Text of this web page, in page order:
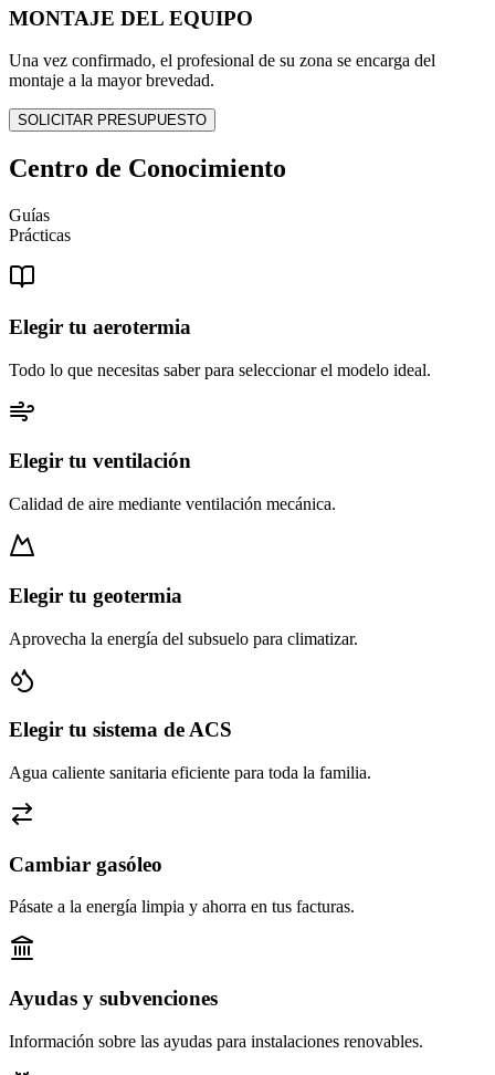
MONTAJE DEL EQUIPO
Una vez confirmado, el profesional de su zona se encarga del
montaje a la mayor brevedad.
SOLICITAR PRESUPUESTO
Centro de Conocimiento
Guías
Prácticas
Elegir tu aerotermia
Todo lo que necesitas saber para seleccionar el modelo ideal.
Elegir tu ventilación
Calidad de aire mediante ventilación mecánica.
Elegir tu geotermia
Aprovecha la energía del subsuelo para climatizar.
Elegir tu sistema de ACS
Agua caliente sanitaria eficiente para toda la familia.
Cambiar gasóleo
Pásate a la energía limpia y ahorra en tus facturas.
Ayudas y subvenciones
Información sobre las ayudas para instalaciones renovables.